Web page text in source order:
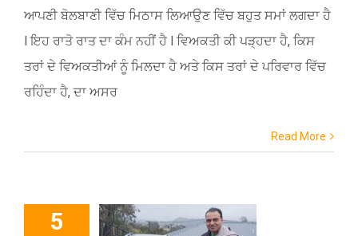
ਆਪਣੀ ਬੋਲਬਾਣੀ ਵਿੱਚ ਮਿਠਾਸ ਲਿਆਉਣ ਵਿੱਚ ਬਹੁਤ ਸਮਾਂ ਲਗਦਾ ਹੈ
l ਇਹ ਰਾਤੋ ਰਾਤ ਦਾ ਕੰਮ ਨਹੀਂ ਹੈ l ਵਿਅਕਤੀ ਕੀ ਪੜ੍ਹਦਾ ਹੈ, ਕਿਸ
ਤਰਾਂ ਦੇ ਵਿਅਕਤੀਆਂ ਨੂੰ ਮਿਲਦਾ ਹੈ ਅਤੇ ਕਿਸ ਤਰਾਂ ਦੇ ਪਰਿਵਾਰ ਵਿੱਚ
ਰਹਿੰਦਾ ਹੈ, ਦਾ ਅਸਰ
Read More
5